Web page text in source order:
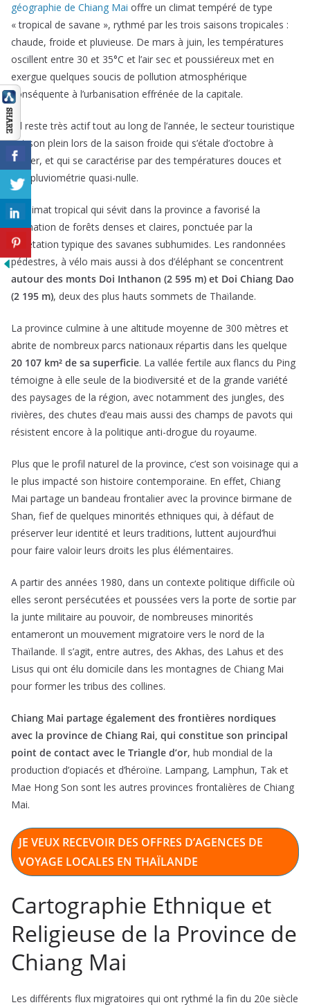
géographie de Chiang Mai offre un climat tempéré de type
« tropical de savane », rythmé par les trois saisons tropicales :
chaude, froide et pluvieuse. De mars à juin, les températures
oscillent entre 30 et 35°C et l’air sec et poussiéreux met en
exergue quelques soucis de pollution atmosphérique
conséquente à l’urbanisation effrénée de la capitale.
S’il reste très actif tout au long de l’année, le secteur touristique
bat son plein lors de la saison froide qui s’étale d’octobre à
février, et qui se caractérise par des températures douces et
une pluviométrie quasi-nulle.
Le climat tropical qui sévit dans la province a favorisé la
formation de forêts denses et claires, ponctuée par la
végétation typique des savanes subhumides. Les randonnées
pédestres, à vélo mais aussi à dos d’éléphant se concentrent
autour des monts Doi Inthanon (2 595 m) et Doi Chiang Dao
(2 195 m), deux des plus hauts sommets de Thaïlande.
La province culmine à une altitude moyenne de 300 mètres et
abrite de nombreux parcs nationaux répartis dans les quelque
20 107 km² de sa superficie. La vallée fertile aux flancs du Ping
témoigne à elle seule de la biodiversité et de la grande variété
des paysages de la région, avec notamment des jungles, des
rivières, des chutes d’eau mais aussi des champs de pavots qui
résistent encore à la politique anti-drogue du royaume.
Plus que le profil naturel de la province, c’est son voisinage qui a
le plus impacté son histoire contemporaine. En effet, Chiang
Mai partage un bandeau frontalier avec la province birmane de
Shan, fief de quelques minorités ethniques qui, à défaut de
préserver leur identité et leurs traditions, luttent aujourd’hui
pour faire valoir leurs droits les plus élémentaires.
A partir des années 1980, dans un contexte politique difficile où
elles seront persécutées et poussées vers la porte de sortie par
la junte militaire au pouvoir, de nombreuses minorités
entameront un mouvement migratoire vers le nord de la
Thaïlande. Il s’agit, entre autres, des Akhas, des Lahus et des
Lisus qui ont élu domicile dans les montagnes de Chiang Mai
pour former les tribus des collines.
Chiang Mai partage également des frontières nordiques
avec la province de Chiang Rai, qui constitue son principal
point de contact avec le Triangle d’or, hub mondial de la
production d’opiacés et d’héroïne. Lampang, Lamphun, Tak et
Mae Hong Son sont les autres provinces frontalières de Chiang
Mai.
JE VEUX RECEVOIR DES OFFRES D’AGENCES DE
VOYAGE LOCALES EN THAÏLANDE
Cartographie Ethnique et
Religieuse de la Province de
Chiang Mai
Les différents flux migratoires qui ont rythmé la fin du 20e siècle